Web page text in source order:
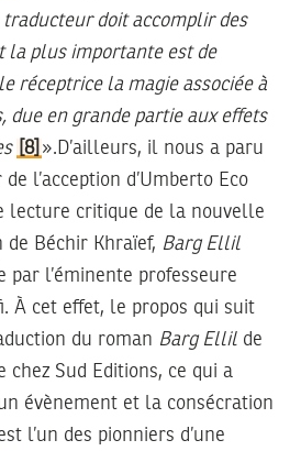
traducteur doit accomplir des
la plus importante est de
réceptrice la magie associée à
due en grande partie aux effets
[8] ».D’ailleurs, il nous a paru
l’acception d’Umberto Eco
lecture critique de la nouvelle
Béchir Khraïef, Barg Ellil
par l’éminente professeure
À cet effet, le propos qui suit
du roman Barg Ellil de
chez Sud Editions, ce qui a
évènement et la consécration
l’un des pionniers d’une